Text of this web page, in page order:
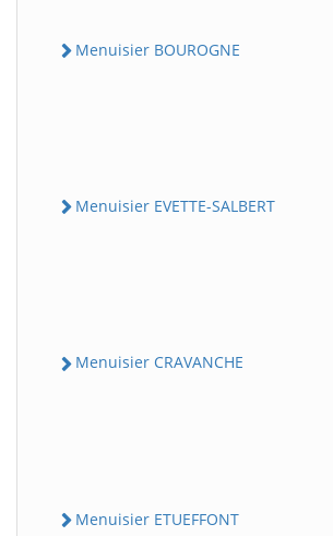
Menuisier BOUROGNE
Menuisier EVETTE-SALBERT
Menuisier CRAVANCHE
Menuisier ETUEFFONT